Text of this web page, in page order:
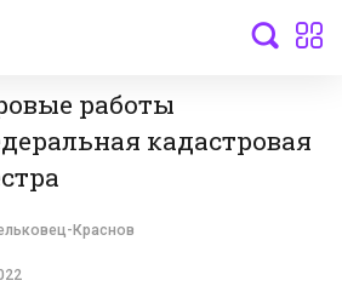
работы
кадастровая
Краснов